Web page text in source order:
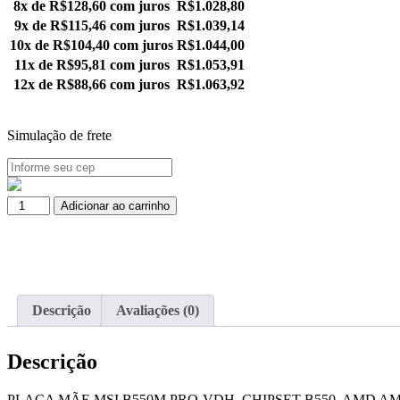
8x de R$128,60 com juros R$1.028,80
9x de R$115,46com juros R$1.039,14
10x de R$104,40 com juros R$1.044,00
11x de R$95,81 com juros R$1.053,91
12x de R$88,66 com juros R$1.063,92
Simulação de frete
Adicionar ao carrinho
Descrição Avaliações (0)
Descrição